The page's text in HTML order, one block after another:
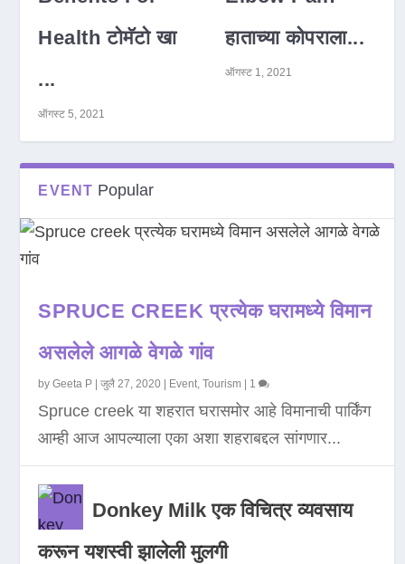
Health टोमॅटो खा
...
ऑगस्ट 5, 2021
हाताच्या कोपराला...
ऑगस्ट 1, 2021
EVENT Popular
SPRUCE CREEK प्रत्येक घरामध्ये विमान
असलेले आगळे वेगळे गांव
byGeeta P |जुलै 27, 2020 Event,Tourism 1
Spruce creek या शहरात घरासमोर आहे विमानाची पार्किंग
आम्ही आज आपल्याला एका अशा शहराबद्दल सांगणार...
Donkey Milk एक विचित्र व्यवसाय
करून यशस्वी झालेली मुलगी